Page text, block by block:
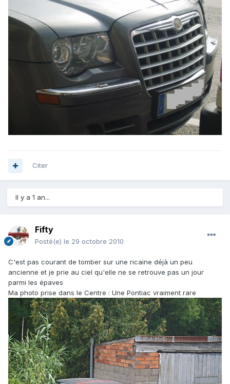
Citer
Il y a 1 an...
Fifty
Posté(e) le 29 octobre 2010
C'est pas courant de tomber sur une ricaine déjà un peu
ancienne et je prie au ciel qu'elle ne se retrouve pas un jour
parmi les épaves
Ma photo prise dans le Centre : Une Pontiac vraiment rare